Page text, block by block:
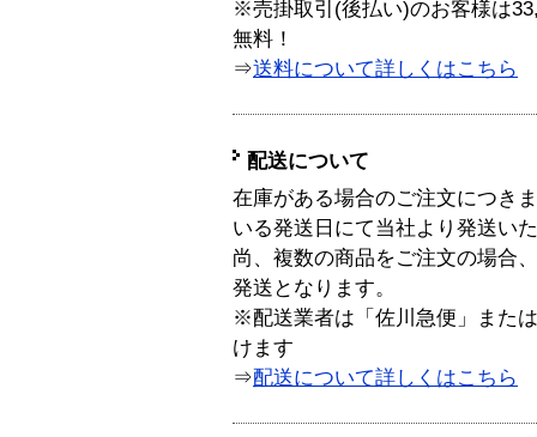
※売掛取引(後払い)のお客様は
無料！
⇒送料について詳しくはこちら
配送について
在庫がある場合のご注文につき
いる発送日にて当社より発送い
尚、複数の商品をご注文の場合
発送となります。
※配送業者は「佐川急便」また
けます
⇒配送について詳しくはこちら